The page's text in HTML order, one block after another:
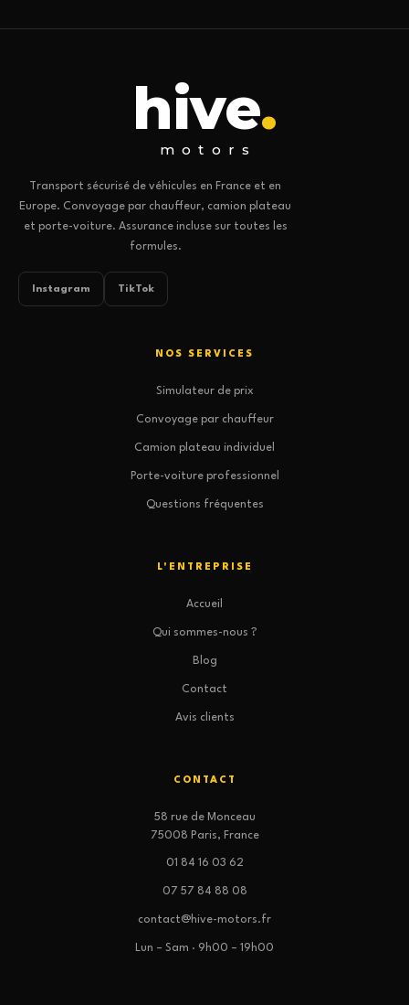
hive.
motors
Transport sécurisé de véhicules en France et en
Europe. Convoyage par chauffeur, camion plateau
et porte-voiture. Assurance incluse sur toutes les
formules.
Instagram TikTok
NOS SERVICES
Simulateur de prix
Convoyage par chauffeur
Camion plateau individuel
Porte-voiture professionnel
Questions fréquentes
L'ENTREPRISE
Accueil
Qui sommes-nous ?
Blog
Contact
Avis clients
CONTACT
58 rue de Monceau
75008 Paris, France
01 84 16 03 62
07 57 84 88 08
contact@hive-motors.fr
Lun – Sam · 9h00 – 19h00